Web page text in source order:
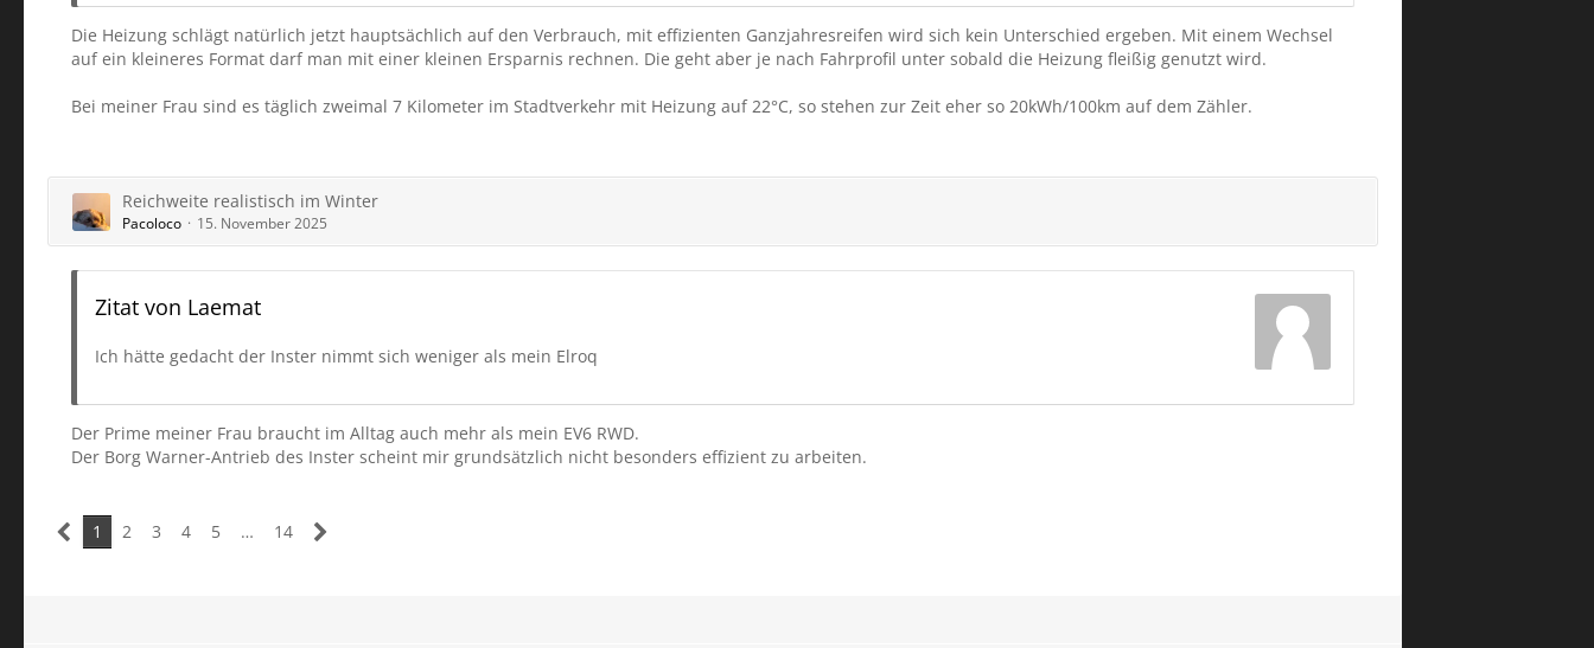
Die Heizung schlägt natürlich jetzt hauptsächlich auf den Verbrauch, mit effizienten Ganzjahresreifen wird sich kein Unterschied ergeben. Mit einem Wechsel
auf ein kleineres Format darf man mit einer kleinen Ersparnis rechnen. Die geht aber je nach Fahrprofil unter sobald die Heizung fleißig genutzt wird.
Bei meiner Frau sind es täglich zweimal 7 Kilometer im Stadtverkehr mit Heizung auf 22°C, so stehen zur Zeit eher so 20kWh/100km auf dem Zähler.
Reichweite realistisch im Winter
Pacoloco 15. November 2025
Zitat von Laemat
Ich hätte gedacht der Inster nimmt sich weniger als mein Elroq
Der Prime meiner Frau braucht im Alltag auch mehr als mein EV6 RWD.
Der Borg Warner-Antrieb des Inster scheint mir grundsätzlich nicht besonders effizient zu arbeiten.
1 2 3 4 5 … 14